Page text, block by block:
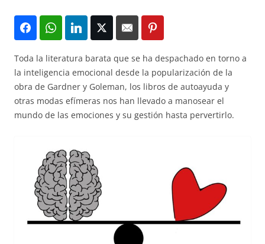
Toda la literatura barata que se ha despachado en torno a
la inteligencia emocional desde la popularización de la
obra de Gardner y Goleman, los libros de autoayuda y
otras modas efímeras nos han llevado a manosear el
mundo de las emociones y su gestión hasta pervertirlo.